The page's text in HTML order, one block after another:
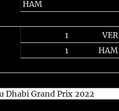
HAM
1 VER
1
HAM